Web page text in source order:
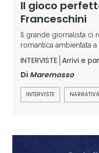
Il gioco
Franceschini
Il grande giornalista ci
romantica ambientata
INTERVISTE Arrivi e
Di Maremosso
INTERVISTE